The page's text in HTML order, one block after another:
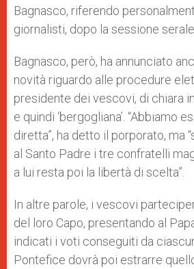
Bagnasco, riferendo
giornalisti, dopo la sessione serale.
Bagnasco, però, ha annunciato
novità riguardo alle procedure
presidente dei vescovi, di chiara
e quindi ‘bergogliana’. “Abbiamo
diretta”, ha detto il porporato, ma
al Santo Padre i tre confratelli
a lui resta poi la libertà di scelta”.
In altre parole, i vescovi
del loro Capo, presentando al
indicati i voti conseguiti da
Pontefice dovrà poi estrarre